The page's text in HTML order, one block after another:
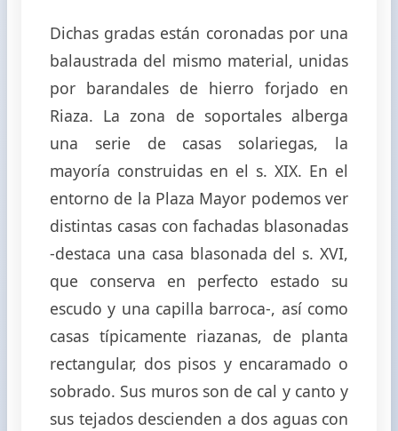
Dichas gradas están coronadas por una
balaustrada del mismo material, unidas
por barandales de hierro forjado en
Riaza. La zona de soportales alberga
una serie de casas solariegas, la
mayoría construidas en el s. XIX. En el
entorno de la Plaza Mayor podemos ver
distintas casas con fachadas blasonadas
-destaca una casa blasonada del s. XVI,
que conserva en perfecto estado su
escudo y una capilla barroca-, así como
casas típicamente riazanas, de planta
rectangular, dos pisos y encaramado o
sobrado. Sus muros son de cal y canto y
sus tejados descienden a dos aguas con